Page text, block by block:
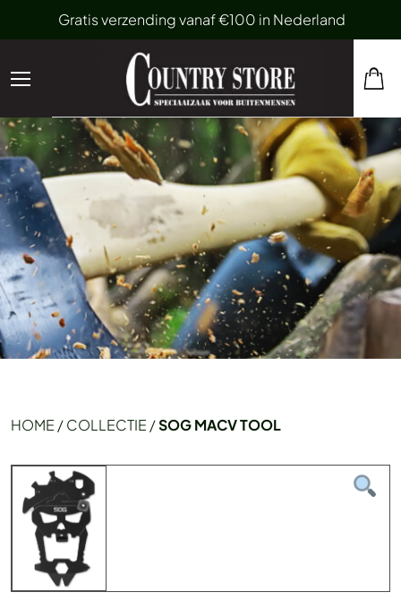
Gratis verzending vanaf €100 in Nederland
HOME /COLLECTIE /SOG MACV TOOL